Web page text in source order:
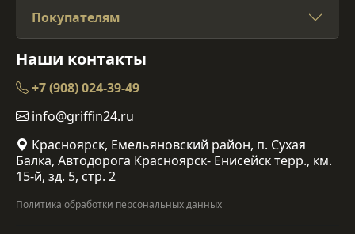
Покупателям
Наши контакты
+7 (908) 024-39-49
info@griffin24.ru
Красноярск, Емельяновский район, п. Сухая
Балка, Автодорога Красноярск- Енисейск терр., км.
15-й, зд. 5, стр. 2
Политика обработки персональных данных